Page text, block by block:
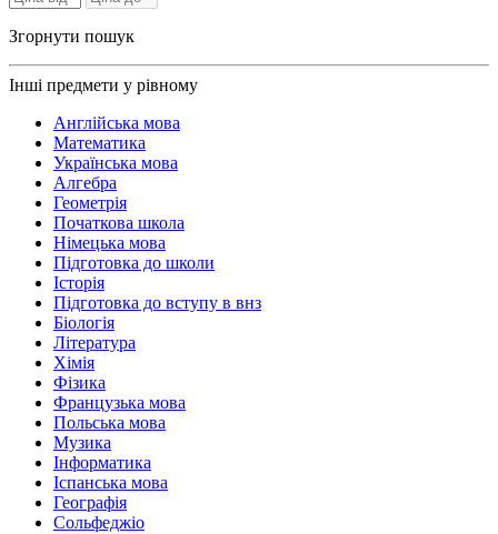
Згорнути пошук
Інші предмети у рівному
Англійська мова
Математика
Українська мова
Алгебра
Геометрія
Початкова школа
Німецька мова
Підготовка до школи
Історія
Підготовка до вступу в внз
Біологія
Література
Хімія
Фізика
Французька мова
Польська мова
Музика
Інформатика
Іспанська мова
Географія
Сольфеджіо